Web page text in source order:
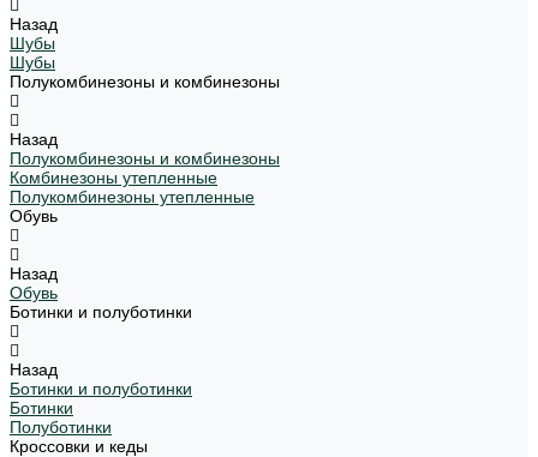
Назад
Шубы
Шубы
Полукомбинезоны и комбинезоны
Назад
Полукомбинезоны и комбинезоны
Комбинезоны утепленные
Полукомбинезоны утепленные
Обувь
Назад
Обувь
Ботинки и полуботинки
Назад
Ботинки и полуботинки
Ботинки
Полуботинки
Кроссовки и кеды